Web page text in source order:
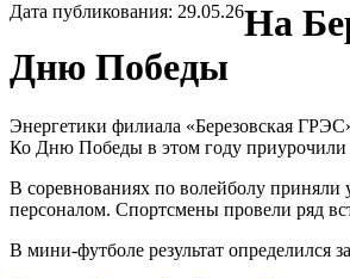
Дата публикования: 29.05.26На
Дню Победы
Энергетики филиала «Березовская
Ко Дню Победы в этом году приурочили
В соревнованиях по волейболу приняли
персоналом. Спортсмены провели ряд
В мини-футболе результат определился